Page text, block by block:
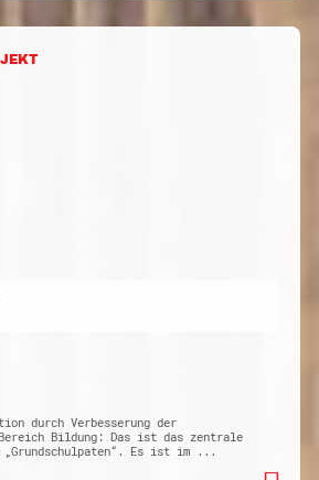
durch Verbesserung der
Bildung: Das ist das zentrale
„Grundschulpaten“. Es ist im ...